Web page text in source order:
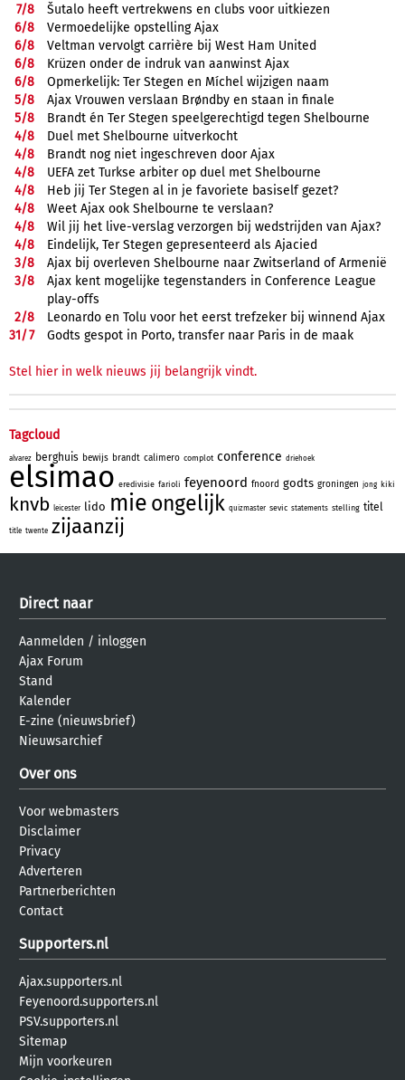
7/8
Šutalo heeft vertrekwens en clubs voor uitkiezen
6/8
Vermoedelijke opstelling Ajax
6/8
Veltman vervolgt carrière bij West Ham United
6/8
Krüzen onder de indruk van aanwinst Ajax
6/8
Opmerkelijk: Ter Stegen en Míchel wijzigen naam
5/8
Ajax Vrouwen verslaan Brøndby en staan in finale
5/8
Brandt én Ter Stegen speelgerechtigd tegen Shelbourne
4/8
Duel met Shelbourne uitverkocht
4/8
Brandt nog niet ingeschreven door Ajax
4/8
UEFA zet Turkse arbiter op duel met Shelbourne
4/8
Heb jij Ter Stegen al in je favoriete basiself gezet?
4/8
Weet Ajax ook Shelbourne te verslaan?
4/8
Wil jij het live-verslag verzorgen bij wedstrijden van Ajax?
4/8
Eindelijk, Ter Stegen gepresenteerd als Ajacied
3/8
Ajax bij overleven Shelbourne naar Zwitserland of Armenië
3/8
Ajax kent mogelijke tegenstanders in Conference League
play-offs
2/8
Leonardo en Tolu voor het eerst trefzeker bij winnend Ajax
31/7 Godts gespot in Porto, transfer naar Paris in de maak
Stel hier in welk nieuws jij belangrijk vindt.
Tagcloud
alvarez berghuis bewijs brandt calimero complot conference driehoek
elsimao eredivisie farioli feyenoord fnoord godts groningen jong kiki
knvb leicester lido mie ongelijk quizmaster sevic statements stelling titel
title twente zijaanzij
Direct naar
Aanmelden / inloggen
Ajax Forum
Stand
Kalender
E-zine (nieuwsbrief)
Nieuwsarchief
Over ons
Voor webmasters
Disclaimer
Privacy
Adverteren
Partnerberichten
Contact
Supporters.nl
Ajax.supporters.nl
Feyenoord.supporters.nl
PSV.supporters.nl
Sitemap
Mijn voorkeuren